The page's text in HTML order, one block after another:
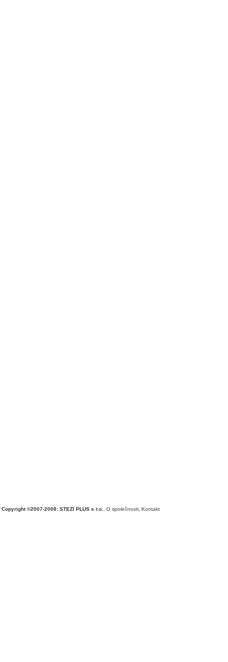
Copyright ©2007-2008: STEZI PLUS s r.o. O společnosti Kontakt